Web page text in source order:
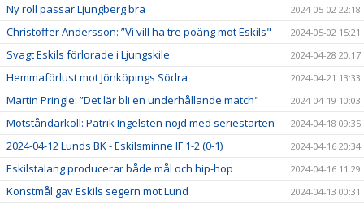
Ny roll passar Ljungberg bra 2024-05-02 22:18
Christoffer Andersson: ”Vi vill ha tre poäng mot Eskils" 2024-05-02 15:21
Svagt Eskils förlorade i Ljungskile 2024-04-28 20:17
Hemmaförlust mot Jönköpings Södra 2024-04-21 13:33
Martin Pringle: ”Det lär bli en underhållande match" 2024-04-19 10:03
Motståndarkoll: Patrik Ingelsten nöjd med seriestarten 2024-04-18 09:35
2024-04-12 Lunds BK - Eskilsminne IF 1-2 (0-1) 2024-04-16 20:34
Eskilstalang producerar både mål och hip-hop 2024-04-16 11:29
Konstmål gav Eskils segern mot Lund 2024-04-13 00:31